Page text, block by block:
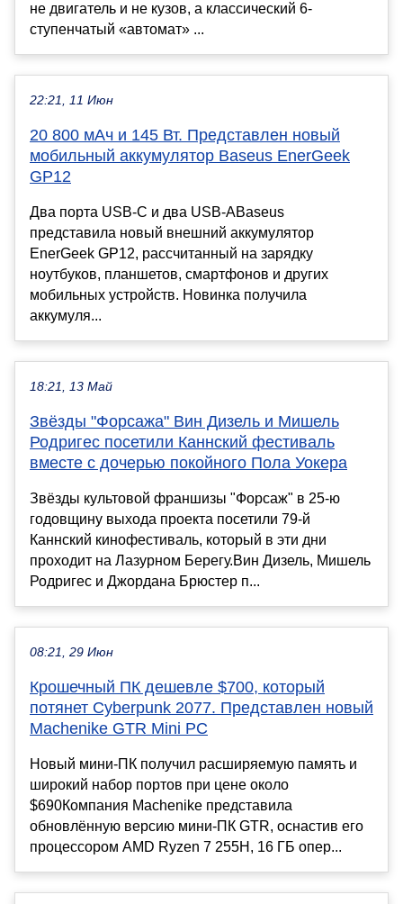
не двигатель и не кузов, а классический 6-
ступенчатый «автомат» ...
22:21, 11 Июн
20 800 мАч и 145 Вт. Представлен новый
мобильный аккумулятор Baseus EnerGeek
GP12
Два порта USB-C и два USB-ABaseus
представила новый внешний аккумулятор
EnerGeek GP12, рассчитанный на зарядку
ноутбуков, планшетов, смартфонов и других
мобильных устройств. Новинка получила
аккумуля...
18:21, 13 Май
Звёзды "Форсажа" Вин Дизель и Мишель
Родригес посетили Каннский фестиваль
вместе с дочерью покойного Пола Уокера
Звёзды культовой франшизы "Форсаж" в 25-ю
годовщину выхода проекта посетили 79-й
Каннский кинофестиваль, который в эти дни
проходит на Лазурном Берегу.Вин Дизель, Мишель
Родригес и Джордана Брюстер п...
08:21, 29 Июн
Крошечный ПК дешевле $700, который
потянет Cyberpunk 2077. Представлен новый
Machenike GTR Mini PC
Новый мини-ПК получил расширяемую память и
широкий набор портов при цене около
$690Компания Machenike представила
обновлённую версию мини-ПК GTR, оснастив его
процессором AMD Ryzen 7 255H, 16 ГБ опер...